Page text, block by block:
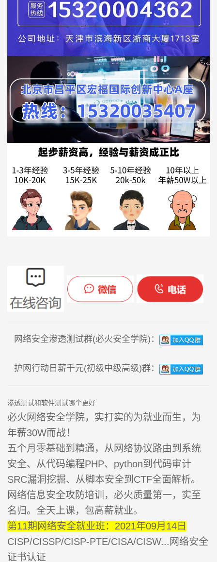
网络安全渗透测试群(必火安全学院)：
护网行动日薪千元(初级中级高级)群：
渗透测试和软件测试哪个更好
必火网络安全学院，实打实的为就业而生，为
年薪30W而战！
五个月零基础到精通，从网络协议路由到系统
安全、从代码编程PHP、python到代码审计
SRC漏洞挖掘、从脚本安全到CTF全面解析。
网络信息安全攻防培训，必火质量第一，实至
名归。全天上课，包高薪就业。
第11期网络安全就业班：2021年09月14日
CISP/CISSP/CISP-PTE/CISA/CISW...网络安全
证书认证